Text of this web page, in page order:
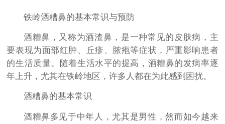
铁岭酒糟鼻的基本常识与预防
酒糟鼻，又称为酒渣鼻，是一种常见的皮肤病，主
要表现为面部红肿、丘疹、脓疱等症状，严重影响患者
的生活质量。随着生活水平的提高，酒糟鼻的发病率逐
年上升，尤其在铁岭地区，许多人都在为此感到困扰。
酒糟鼻的基本常识
酒糟鼻多见于中年人，尤其是男性，然而如今越来